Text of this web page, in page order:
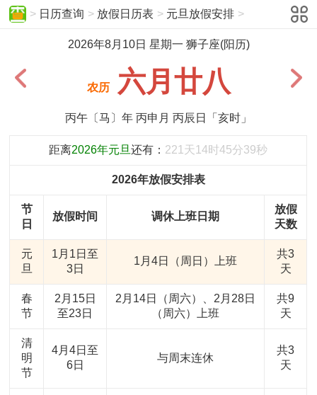
> 日历查询 > 放假日历表 > 元旦放假安排 >
2026年8月10日 星期一 狮子座(阳历)
农历六月廿八
丙午〔马〕年 丙申月 丙辰日「亥时」
距离2026年元旦还有： 221天14时45分39秒
2026年放假安排表
节
日
放假时间 调休上班日期
放假
天数
元
旦
1月1日至
3日
1月4日（周日）上班
共3
天
春
节
2月15日
至23日
2月14日（周六）、2月28日
（周六）上班
共9
天
清
明
节
4月4日至
6日
与周末连休
共3
天